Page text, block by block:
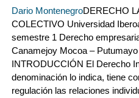
Dario MontenegroDERECHO
COLECTIVO Universidad
semestre 1 Derecho
Canamejoy Mocoa –
INTRODUCCIÓN El Derecho
denominación lo indica, tiene
regulación las relaciones